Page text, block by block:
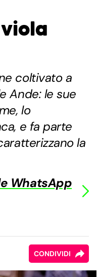
coltivato a
Ande: le sue
lo
e fa parte
la
WhatsApp
CONDIVIDI